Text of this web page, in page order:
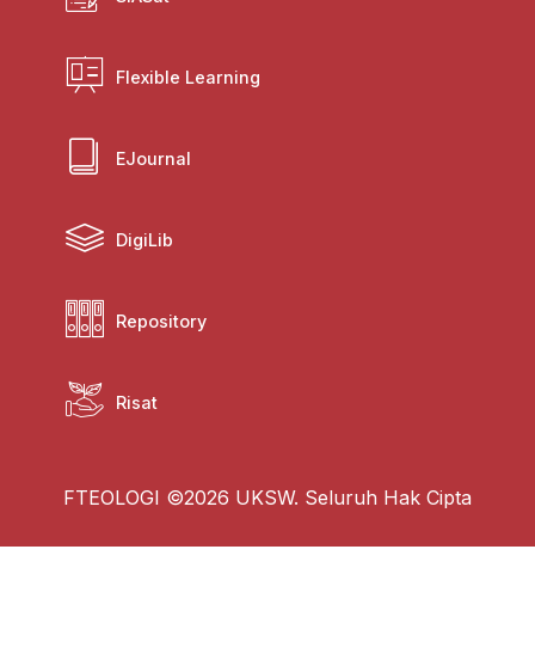
Flexible Learning
EJournal
DigiLib
Repository
Risat
FTEOLOGI ©2026 UKSW. Seluruh Hak Cipta